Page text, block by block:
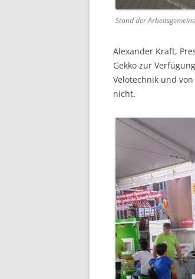
Stand der
Alexander Kraft,
Gekko zur
Velotechnik und
nicht.